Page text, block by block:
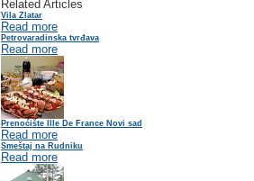
Related Articles
Vila Zlatar
Read more
Petrovaradinska tvrđava
Read more
Prenoćište Ille De France Novi sad
Read more
Smeštaj na Rudniku
Read more